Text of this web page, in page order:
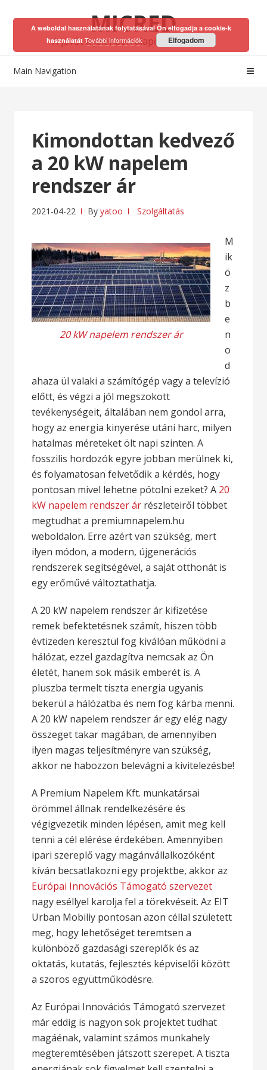
to
navigation
to
content
MICRED
A jövőt a jelenben alapozhatod meg!
Main Navigation
Kimondottan kedvező
a 20 kW napelem
rendszer ár
2021-04-22 Byyatoo Szolgáltatás
20 kW napelem rendszer ár
M
ik
ö
z
b
e
n
o
d
ahaza ül valaki a számítógép vagy a televízió
előtt, és végzi a jól megszokott
tevékenységeit, általában nem gondol arra,
hogy az energia kinyerése utáni harc, milyen
hatalmas méreteket ölt napi szinten. A
fosszilis hordozók egyre jobban merülnek ki,
és folyamatosan felvetődik a kérdés, hogy
pontosan mivel lehetne pótolni ezeket? A 20
kW napelem rendszer ár részleteiről többet
megtudhat a premiumnapelem.hu
weboldalon. Erre azért van szükség, mert
ilyen módon, a modern, újgenerációs
rendszerek segítségével, a saját otthonát is
egy erőművé változtathatja.
A 20 kW napelem rendszer ár kifizetése
remek befektetésnek számít, hiszen több
évtizeden keresztül fog kiválóan működni a
hálózat, ezzel gazdagítva nemcsak az Ön
életét, hanem sok másik emberét is. A
pluszba termelt tiszta energia ugyanis
bekerül a hálózatba és nem fog kárba menni.
A 20 kW napelem rendszer ár egy elég nagy
összeget takar magában, de amennyiben
ilyen magas teljesítményre van szükség,
akkor ne habozzon belevágni a kivitelezésbe!
A Premium Napelem Kft. munkatársai
örömmel állnak rendelkezésére és
végigvezetik minden lépésen, amit meg kell
tenni a cél elérése érdekében. Amennyiben
ipari szereplő vagy magánvállalkozóként
kíván becsatlakozni egy projektbe, akkor az
Európai Innovációs Támogató szervezet
nagy eséllyel karolja fel a törekvéseit. Az EIT
Urban Mobiliy pontosan azon céllal született
meg, hogy lehetőséget teremtsen a
különböző gazdasági szereplők és az
oktatás, kutatás, fejlesztés képviselői között
a szoros együttműködésre.
Az Európai Innovációs Támogató szervezet
már eddig is nagyon sok projektet tudhat
magáénak, valamint számos munkahely
megteremtésében játszott szerepet. A tiszta
A weboldal használatának folytatásával Ön elfogadja a cookie-k
használatátTovábbi információk Elfogadom